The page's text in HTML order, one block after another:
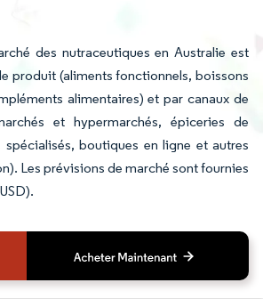
des nutraceutiques en Australie est
produit (aliments fonctionnels, boissons
alimentaires) et par canaux de
et hypermarchés, épiceries de
boutiques en ligne et autres
Les prévisions de marché sont fournies